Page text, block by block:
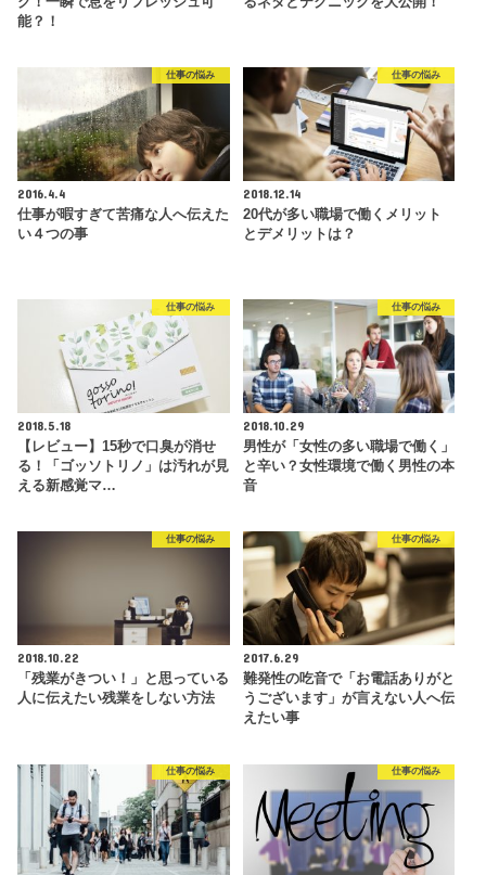
能？！
仕事の悩み
2016.4.4
仕事が暇すぎて苦痛な人へ伝えた
い４つの事
仕事の悩み
2018.12.14
20代が多い職場で働くメリット
とデメリットは？
仕事の悩み
2018.5.18
【レビュー】15秒で口臭が消せ
る！「ゴッソトリノ」は汚れが見
える新感覚マ…
仕事の悩み
2018.10.29
男性が「女性の多い職場で働く」
と辛い？女性環境で働く男性の本
音
仕事の悩み
2018.10.22
「残業がきつい！」と思っている
人に伝えたい残業をしない方法
仕事の悩み
2017.6.29
難発性の吃音で「お電話ありがと
うございます」が言えない人へ伝
えたい事
仕事の悩み 仕事の悩み